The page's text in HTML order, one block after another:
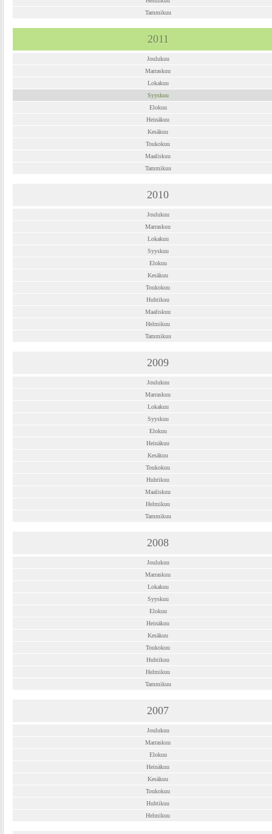
Tammikuu
2011
Joulukuu
Marraskuu
Lokakuu
Syyskuu
Elokuu
Heinäkuu
Kesäkuu
Toukokuu
Maaliskuu
Tammikuu
2010
Joulukuu
Marraskuu
Lokakuu
Syyskuu
Elokuu
Kesäkuu
Toukokuu
Huhtikuu
Maaliskuu
Helmikuu
Tammikuu
2009
Joulukuu
Marraskuu
Lokakuu
Syyskuu
Elokuu
Heinäkuu
Kesäkuu
Toukokuu
Huhtikuu
Maaliskuu
Helmikuu
Tammikuu
2008
Joulukuu
Marraskuu
Lokakuu
Syyskuu
Elokuu
Heinäkuu
Kesäkuu
Toukokuu
Huhtikuu
Helmikuu
Tammikuu
2007
Joulukuu
Marraskuu
Elokuu
Heinäkuu
Kesäkuu
Toukokuu
Huhtikuu
Helmikuu